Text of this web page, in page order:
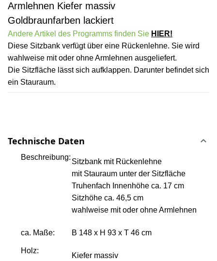
Armlehnen Kiefer massiv
Goldbraunfarben lackiert
Andere Artikel des Programms finden Sie HIER!
Diese Sitzbank verfügt über eine Rückenlehne. Sie wird
wahlweise mit oder ohne Armlehnen ausgeliefert.
Die Sitzfläche lässt sich aufklappen. Darunter befindet sich
ein Stauraum.
Technische Daten
Beschreibung:
Sitzbank mit Rückenlehne
mit Stauraum unter der Sitzfläche
Truhenfach Innenhöhe ca. 17 cm
Sitzhöhe ca. 46,5 cm
wahlweise mit oder ohne Armlehnen
ca. Maße: B 148 x H 93 x T 46 cm
Holz:
Kiefer massiv